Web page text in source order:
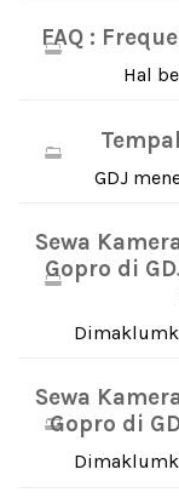
FAQ :
Hal
GDJ
Sewa
Gopro di
Sewa
Gopro di